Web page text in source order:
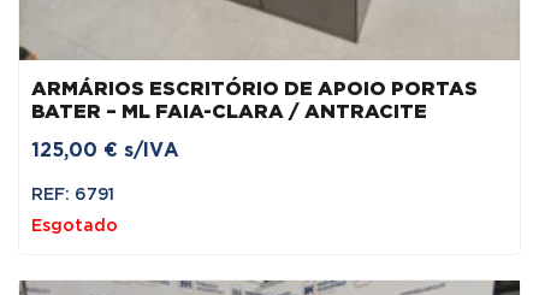
ARMÁRIOS ESCRITÓRIO DE APOIO PORTAS
BATER – ML FAIA-CLARA / ANTRACITE
125,00 € s/IVA
REF: 6791
Esgotado